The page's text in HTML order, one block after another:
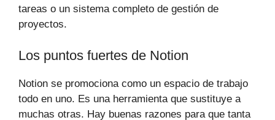
tareas o un sistema completo de gestión de
proyectos.
Los puntos fuertes de Notion
Notion se promociona como un espacio de trabajo
todo en uno. Es una herramienta que sustituye a
muchas otras. Hay buenas razones para que tanta